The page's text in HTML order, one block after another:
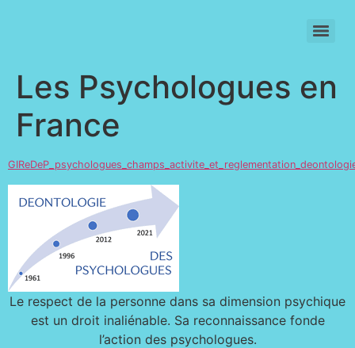
Les Psychologues en
France
Le respect de la personne dans sa dimension psychique
est un droit inaliénable. Sa reconnaissance fonde
l’action des psychologues.